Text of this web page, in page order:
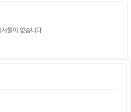
시물이 없습니다